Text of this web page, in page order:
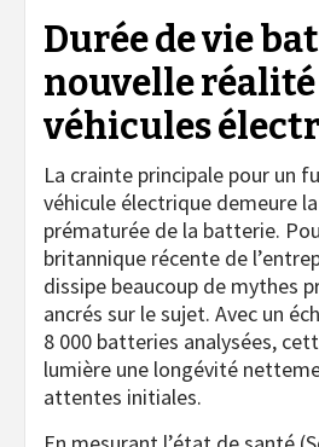
Durée de vie
nouvelle
véhicules
La crainte principale pour un
véhicule électrique demeure
prématurée de la batterie.
britannique récente de
dissipe beaucoup de mythes
ancrés sur le sujet. Avec un
8 000 batteries analysées,
lumière une longévité
attentes initiales.